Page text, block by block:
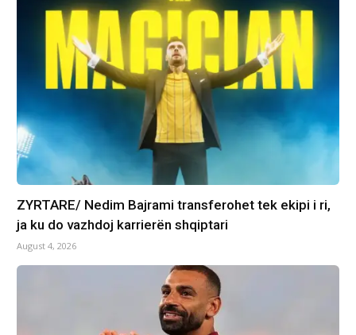
ZYRTARE/ Nedim Bajrami transferohet tek ekipi i ri,
ja ku do vazhdoj karrierën shqiptari
August 4, 2026